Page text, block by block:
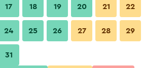
$42 Ver
17 18 19 20 21 22
24 25 26 27 28 29
31